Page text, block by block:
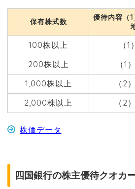
保有株式数
優待内容（1
100株以上
（
200株以上
（1
1,000株以上
（2
2,000株以上
（2
株価データ
四国銀行の株主優待クオカ